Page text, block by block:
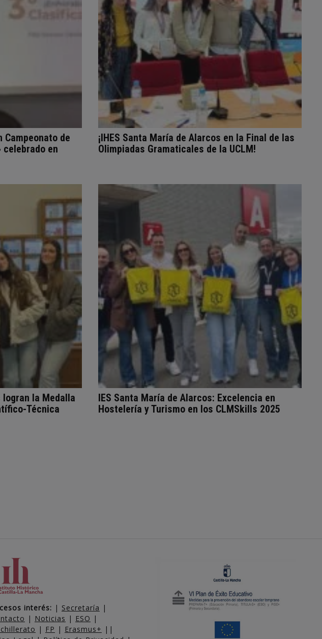
de
celebrado en
¡IHES Santa María de Alarcos en la Final de las
Olimpiadas Gramaticales de la UCLM!
la Medalla
Técnica
IES Santa María de Alarcos: Excelencia en
Hostelería y Turismo en los CLMSkills 2025
interés: | Secretaría |
| Noticias | ESO |
| FP | Erasmus+ ||